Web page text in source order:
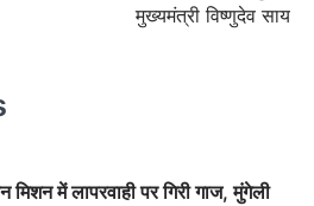
मुख्यमंत्री विष्णुदेव साय
में लापरवाही पर गिरी गाज, मुंगेली